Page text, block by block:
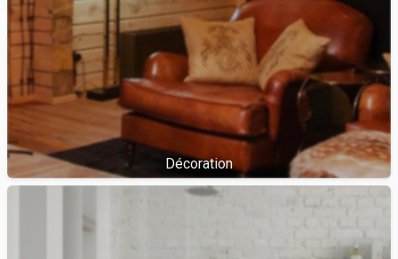
Décoration